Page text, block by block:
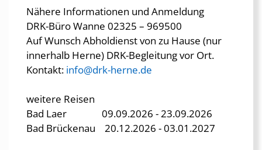
Nähere Informationen und Anmeldung
DRK-Büro Wanne 02325 – 969500
Auf Wunsch Abholdienst von zu Hause (nur
innerhalb Herne) DRK-Begleitung vor Ort.
Kontakt: info@drk-herne.de
weitere Reisen
Bad Laer 09.09.2026 - 23.09.2026
Bad Brückenau 20.12.2026 - 03.01.2027